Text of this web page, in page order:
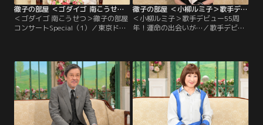
徹子の部屋 ＜ゴダイゴ 南こうせつ＞徹子の部屋コンサートSpecial（1）（2026/07/21放送分）
＜ゴダイゴ 南こうせつ＞徹子の部屋
コンサートSpecial（1）／東京ドリ
けします。1日目の出演はゴダイゴ
と南こうせつさん。ゴダイゴは往年
の大ヒット曲に加え、この日のため
に用意したという…。
徹子の部屋 ＜小柳ルミ子＞歌手デビュー55周年！運命の出会いが…（2026/07/20放送分）
＜小柳ルミ子＞歌手デビュー55周
年！運命の出会いが…／歌手デビュ
復し健康には問題ないという。今も
元気にステージに立ち続ける秘訣は
日課のストレッチで、隙間時間でも
簡単に出来るストレッチを今回黒柳
も教えてもらい挑戦！